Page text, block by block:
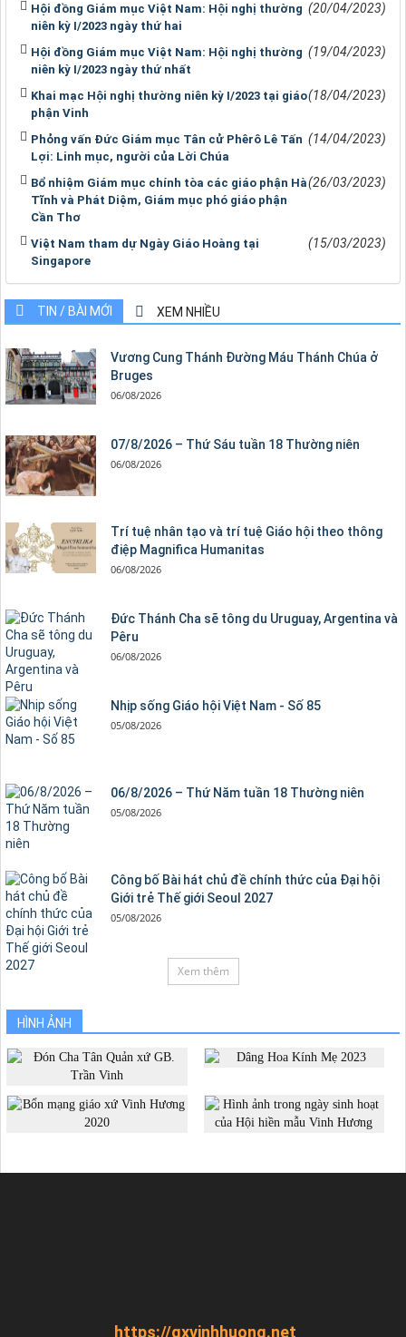
Hội đồng Giám mục Việt Nam: Hội nghị thường
niên kỳ I/2023 ngày thứ hai
(20/04/2023)
Hội đồng Giám mục Việt Nam: Hội nghị thường
niên kỳ I/2023 ngày thứ nhất
(19/04/2023)
Khai mạc Hội nghị thường niên kỳ I/2023 tại giáo
phận Vinh
(18/04/2023)
Phỏng vấn Đức Giám mục Tân cử Phêrô Lê Tấn
Lợi: Linh mục, người của Lời Chúa
(14/04/2023)
Bổ nhiệm Giám mục chính tòa các giáo phận Hà
Tĩnh và Phát Diệm, Giám mục phó giáo phận
Cần Thơ
(26/03/2023)
Việt Nam tham dự Ngày Giáo Hoàng tại
Singapore
(15/03/2023)
TIN / BÀI MỚI XEM NHIỀU
Vương Cung Thánh Ðường Máu Thánh Chúa ở
Bruges
06/08/2026
07/8/2026 – Thứ Sáu tuần 18 Thường niên
06/08/2026
Trí tuệ nhân tạo và trí tuệ Giáo hội theo thông
điệp Magnifica Humanitas
06/08/2026
Đức Thánh Cha sẽ tông du Uruguay, Argentina và
Pêru
06/08/2026
Nhịp sống Giáo hội Việt Nam - Số 85
05/08/2026
06/8/2026 – Thứ Năm tuần 18 Thường niên
05/08/2026
Công bố Bài hát chủ đề chính thức của Đại hội
Giới trẻ Thế giới Seoul 2027
05/08/2026
Xem thêm
HÌNH ẢNH
https://gxvinhhuong.net